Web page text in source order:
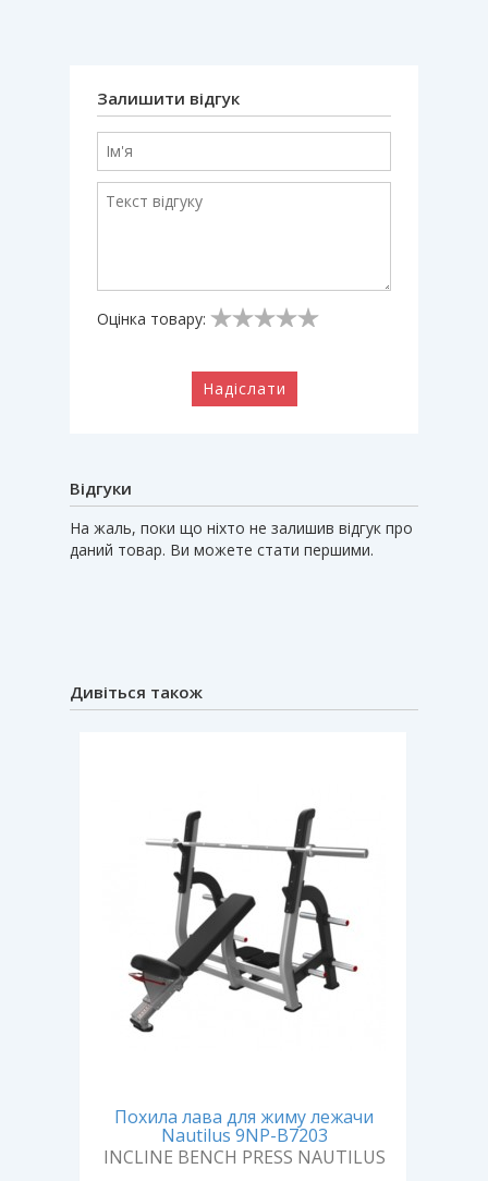
Залишити відгук
Оцінка товару:
Надіслати
Відгуки
На жаль, поки що ніхто не залишив відгук про
даний товар. Ви можете стати першими.
Дивіться також
Похила лава для жиму лежачи
Nautilus 9NP-B7203
INCLINE BENCH PRESS NAUTILUS